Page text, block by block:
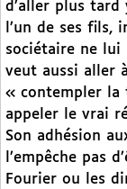
d’aller plus tard
l’un de ses fils,
sociétaire ne lui
veut aussi aller
« contempler la
appeler le vrai
Son adhésion
l’empêche pas
Fourier ou les